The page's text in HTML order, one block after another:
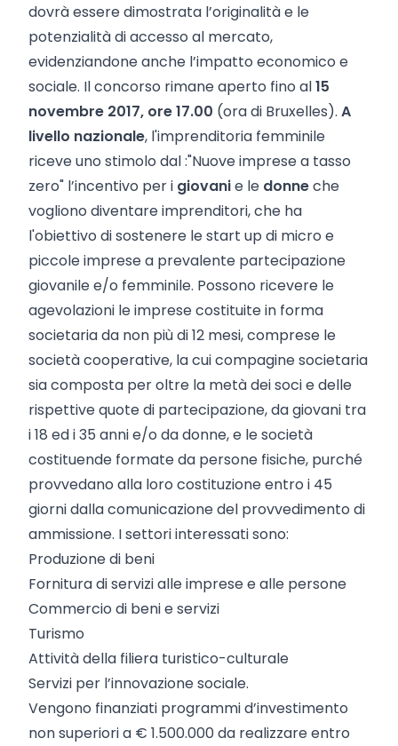
dovrà essere dimostrata l’originalità e le
potenzialità di accesso al mercato,
evidenziandone anche l’impatto economico e
sociale. Il concorso rimane aperto fino al15
novembre 2017, ore 17.00 (ora di Bruxelles). A
livello nazionale, l'imprenditoria femminile
riceve uno stimolo dal :"Nuove imprese a tasso
zero" l’incentivo per i giovanie le donneche
vogliono diventare imprenditori, che ha
l'obiettivo di sostenere le start up di micro e
piccole imprese a prevalente partecipazione
giovanile e/o femminile. Possono ricevere le
agevolazioni le imprese costituite in forma
societaria da non più di 12 mesi, comprese le
società cooperative, la cui compagine societaria
sia composta per oltre la metà dei soci e delle
rispettive quote di partecipazione, da giovani tra
i 18 ed i 35 anni e/o da donne, e le società
costituende formate da persone fisiche, purché
provvedano alla loro costituzione entro i 45
giorni dalla comunicazione del provvedimento di
ammissione. I settori interessati sono:
Produzione di beni
Fornitura di servizi alle imprese e alle persone
Commercio di beni e servizi
Turismo
Attività della filiera turistico-culturale
Servizi per l’innovazione sociale.
Vengono finanziati programmi d’investimento
non superiori a € 1.500.000 da realizzare entro